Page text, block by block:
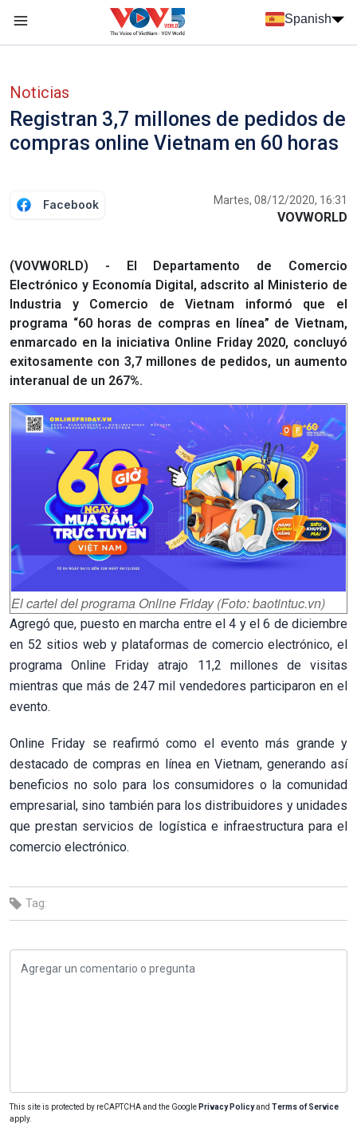
Spanish
Noticias
Registran 3,7 millones de pedidos de
compras online Vietnam en 60 horas
Facebook Martes, 08/12/2020, 16:31
VOVWORLD
(VOVWORLD) - El Departamento de Comercio
Electrónico y Economía Digital, adscrito al Ministerio de
Industria y Comercio de Vietnam informó que el
programa “60 horas de compras en línea” de Vietnam,
enmarcado en la iniciativa Online Friday 2020, concluyó
exitosamente con 3,7 millones de pedidos, un aumento
interanual de un 267%.
El cartel del programa Online Friday (Foto: baotintuc.vn)
Agregó que, puesto en marcha entre el 4 y el 6 de diciembre
en 52 sitios web y plataformas de comercio electrónico, el
programa Online Friday atrajo 11,2 millones de visitas
mientras que más de 247 mil vendedores participaron en el
evento.
Online Friday se reafirmó como el evento más grande y
destacado de compras en línea en Vietnam, generando así
beneficios no solo para los consumidores o la comunidad
empresarial, sino también para los distribuidores y unidades
que prestan servicios de logística e infraestructura para el
comercio electrónico.
Tag:
This site is protected by reCAPTCHA and the Google Privacy Policyand Terms of Service
apply.